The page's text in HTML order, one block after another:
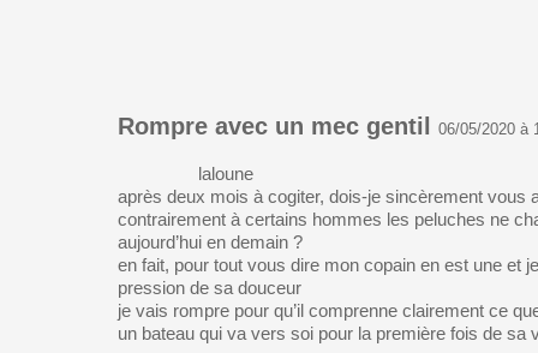
Rompre avec un mec gentil 06/05/2020 à
laloune
après deux mois à cogiter, dois-je sincèrement vous
contrairement à certains hommes les peluches ne
aujourd’hui en demain ?
en fait, pour tout vous dire mon copain en est une et
pression de sa douceur
je vais rompre pour qu’il comprenne clairement ce
un bateau qui va vers soi pour la première fois de sa